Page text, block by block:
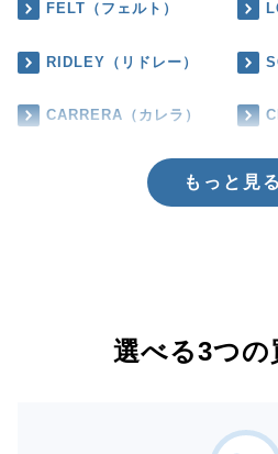
FELT（フェルト）
RIDLEY（リドレー）
CARRERA（カレラ）
もっと見る
選べる3つの